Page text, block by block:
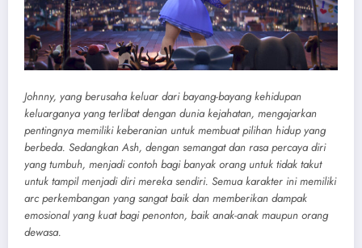
Johnny, yang berusaha keluar dari bayang-bayang kehidupan
keluarganya yang terlibat dengan dunia kejahatan, mengajarkan
pentingnya memiliki keberanian untuk membuat pilihan hidup yang
berbeda. Sedangkan Ash, dengan semangat dan rasa percaya diri
yang tumbuh, menjadi contoh bagi banyak orang untuk tidak takut
untuk tampil menjadi diri mereka sendiri. Semua karakter ini memiliki
arc perkembangan yang sangat baik dan memberikan dampak
emosional yang kuat bagi penonton, baik anak-anak maupun orang
dewasa.